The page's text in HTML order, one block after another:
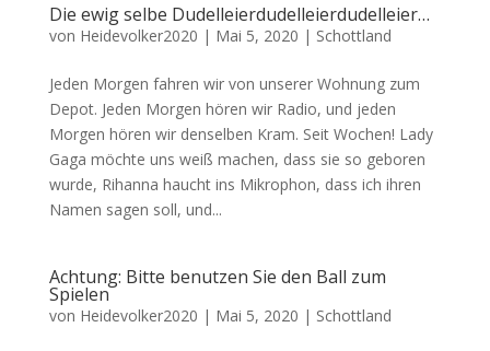
Die ewig selbe Dudelleierdudelleierdudelleier…
von Heidevolker2020 | Mai 5, 2020 | Schottland
Jeden Morgen fahren wir von unserer Wohnung zum
Depot. Jeden Morgen hören wir Radio, und jeden
Morgen hören wir denselben Kram. Seit Wochen! Lady
Gaga möchte uns weiß machen, dass sie so geboren
wurde, Rihanna haucht ins Mikrophon, dass ich ihren
Namen sagen soll, und...
Achtung: Bitte benutzen Sie den Ball zum
Spielen
von Heidevolker2020 | Mai 5, 2020 | Schottland